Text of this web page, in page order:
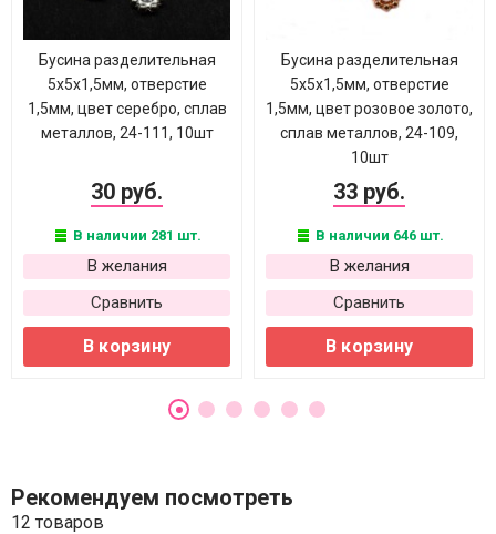
Бусина разделительная
5х5х1,5мм, отверстие
1,5мм, цвет серебро, сплав
металлов, 24-111, 10шт
30 руб.
В наличии 281 шт.
В желания
Сравнить
В корзину
Бусина разделительная
5х5х1,5мм, отверстие
1,5мм, цвет розовое золото,
сплав металлов, 24-109,
10шт
33 руб.
В наличии 646 шт.
В желания
Сравнить
В корзину
Рекомендуем посмотреть
12 товаров